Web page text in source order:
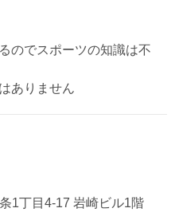
のでスポーツの知識は不
ありません
1丁目4-17 岩崎ビル1階